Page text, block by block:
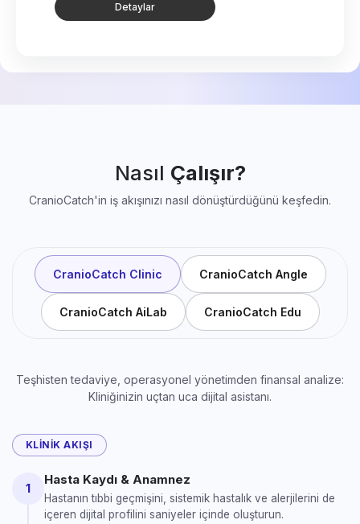
Detaylar
Nasıl Çalışır?
CranioCatch'in iş akışınızı nasıl dönüştürdüğünü keşfedin.
CranioCatch Clinic CranioCatch Angle
CranioCatch AiLab CranioCatch Edu
Teşhisten tedaviye, operasyonel yönetimden finansal analize:
Kliniğinizin uçtan uca dijital asistanı.
KLINIK AKIŞI
1
Hasta Kaydı & Anamnez
Hastanın tıbbi geçmişini, sistemik hastalık ve alerjilerini de
içeren dijital profilini saniyeler içinde oluşturun.